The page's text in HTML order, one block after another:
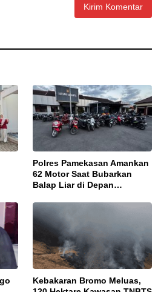
Polres Pamekasan Amankan
62 Motor Saat Bubarkan
Balap Liar di Depan
Kebakaran Bromo Meluas,